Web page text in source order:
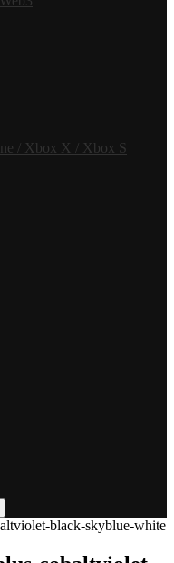
/ Xbox X / Xbox S
black-skyblue-white